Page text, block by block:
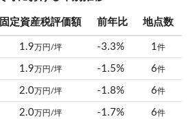
固定資産税評価額 前年比 地点数
1.9 万円/坪 -3.3% 1件
1.9 万円/坪 -1.5% 6件
2.0万円/坪 -1.8% 6件
2.0万円/坪 -1.7% 6件